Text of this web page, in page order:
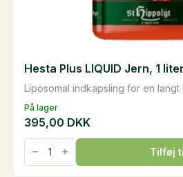
På lager
Liposomal indkapsling for en
Hesta Plus LIQUID Jern, 1 liter
395,00 DKK
Hesta
Plus
LIQUID
Tilføj